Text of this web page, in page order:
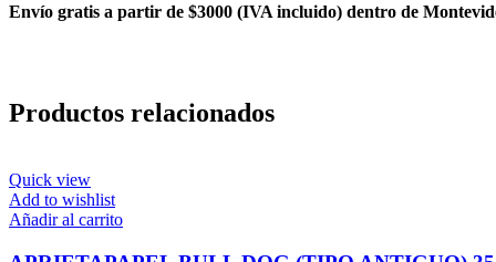
Envío gratis a partir de $3000 (IVA incluido) dentro de
Productos relacionados
Quick view
Add to wishlist
Añadir al carrito